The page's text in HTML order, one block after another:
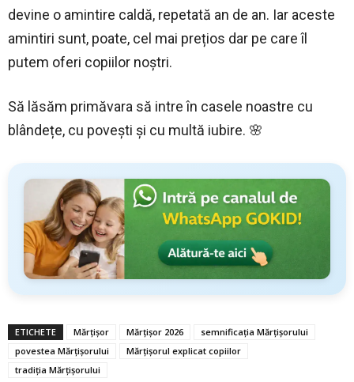
devine o amintire caldă, repetată an de an. Iar aceste
amintiri sunt, poate, cel mai prețios dar pe care îl
putem oferi copiilor noștri.
Să lăsăm primăvara să intre în casele noastre cu
blândețe, cu povești și cu multă iubire. 🌸
ETICHETE Mărțișor Mărțișor 2026
semnificația Mărțișorului
povestea Mărțișorului
Mărțișorul explicat copiilor
tradiția Mărțișorului